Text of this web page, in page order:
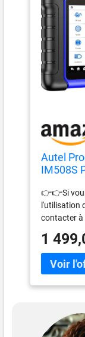
Autel
IM508S
👉👉Si
l'utilisation
contacter à
hâtives et
aider.
changer
an"
1